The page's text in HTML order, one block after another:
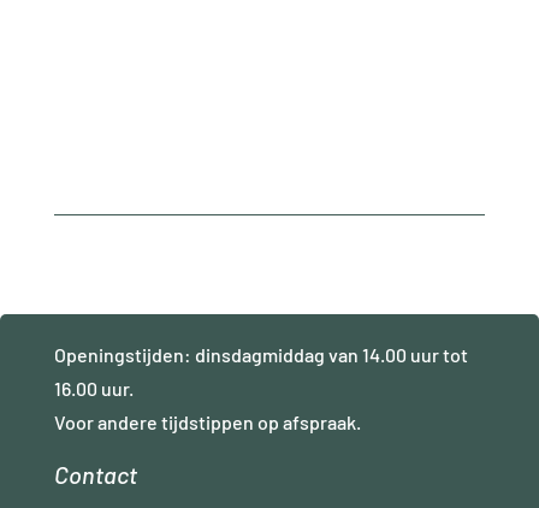
Openingstijden: dinsdagmiddag van 14.00 uur tot
16.00 uur.
Voor andere tijdstippen op afspraak.
Contact